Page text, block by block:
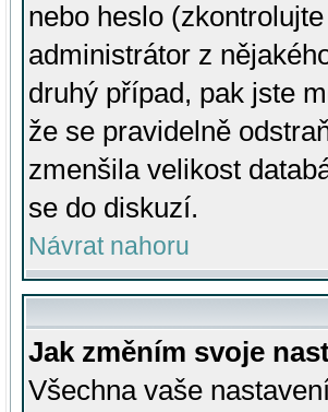
nebo heslo
administrátor z
druhý případ, pak jste
že se pravidelně
zmenšila velikost
se do diskuzí.
Návrat nahoru
Jak změním svoje
Všechna vaše